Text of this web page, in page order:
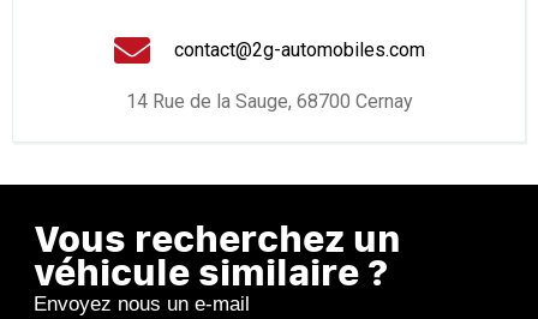
contact@2g-automobiles.com
14 Rue de la Sauge, 68700 Cernay
Vous recherchez un
véhicule similaire ?
Envoyez nous un e-mail